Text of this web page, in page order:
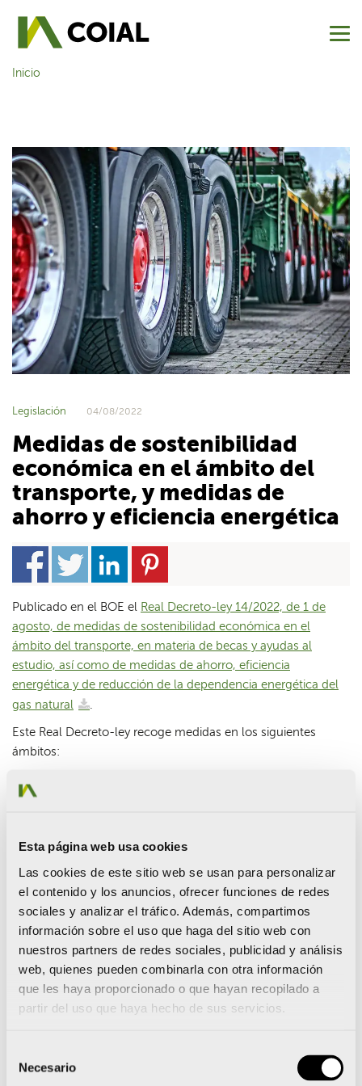
Esta página web usa cookies
Las cookies de este sitio web se usan para personalizar
el contenido y los anuncios, ofrecer funciones de redes
sociales y analizar el tráfico. Además, compartimos
información sobre el uso que haga del sitio web con
nuestros partners de redes sociales, publicidad y análisis
web, quienes pueden combinarla con otra información
que les haya proporcionado o que hayan recopilado a
partir del uso que haya hecho de sus servicios.
Necesario
Inicio
Legislación 04/08/2022
Medidas de sostenibilidad
económica en el ámbito del
transporte, y medidas de
ahorro y eficiencia energética
Publicado en el BOE el Real Decreto-ley 14/2022, de 1 de
agosto, de medidas de sostenibilidad económica en el
ámbito del transporte, en materia de becas y ayudas al
estudio, así como de medidas de ahorro, eficiencia
energética y de reducción de la dependencia energética del
gas natural
Este Real Decreto-ley recoge medidas en los siguientes
ámbitos:
climatización,
– Todas estas instalaciones, que tengan obligación de
cumplir con las inspecciones de eficiencia energética
incluidas en las IT 4.2.1 e IT 4.2.2, y cuya última inspección se
haya realizado con anterioridad al 1 de enero de 2021,
deberán
adelantar de forma puntual
la siguiente
para cumplir con dichas obligacionesantes del 1
de diciembre de 2022
Para ejecutar rápidamente las obras de mejora energética en
aplicar en sus contratos de obras, suministros o servicios,
procedimientos de contratación de urgencia. Además, estos